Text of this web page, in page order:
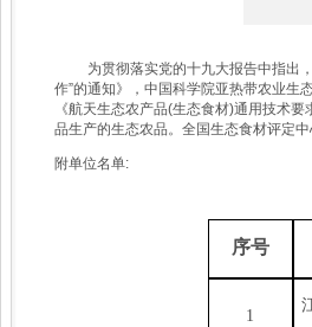
为贯彻落实党的十九大报告中指出
作”的通知》，中国科学院亚热带农业生
《航天生态农产品(生态食材)通用技术
品生产的生态农品。全国生态食材评定
附单位名单:
序号
1